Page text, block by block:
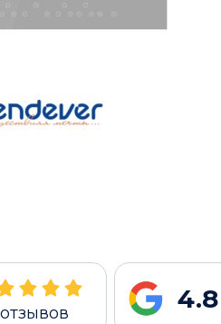
отзывов 4.8